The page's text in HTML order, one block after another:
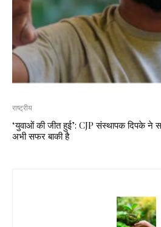
राष्ट्रीय
‘युवाओं की जीत हुई’: CJP संस्थापक दिपके ने
अभी सफर बाकी है